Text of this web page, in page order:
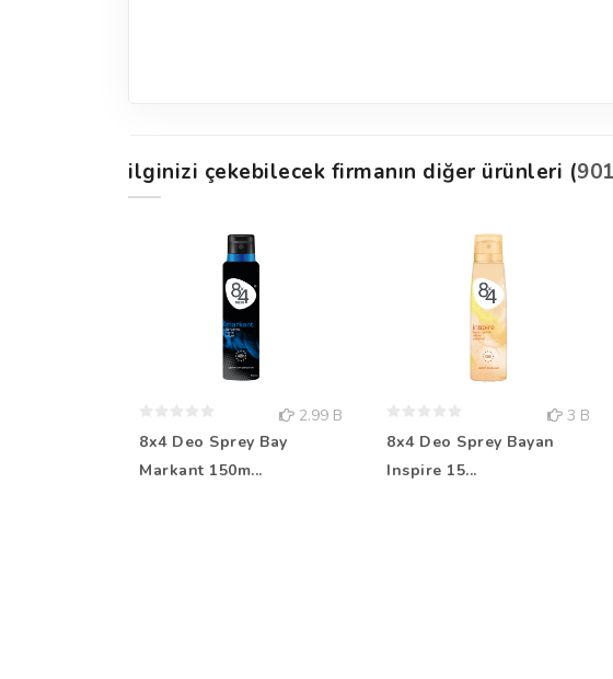
ilginizi çekebilecek firmanın diğer ürünleri (
2.99 B
8x4 Deo Sprey Bay
Markant 150m...
3 B
8x4 Deo Sprey Bayan
Inspire 15...